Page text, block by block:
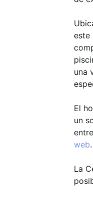
este
una
El
un
web.
La